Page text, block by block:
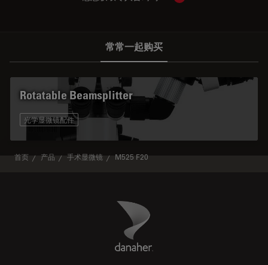
常常一起购买
Rotatable Beamsplitter
光学显微镜配件
首页 产品 手术显微镜 M525 F20
Danaher Logo